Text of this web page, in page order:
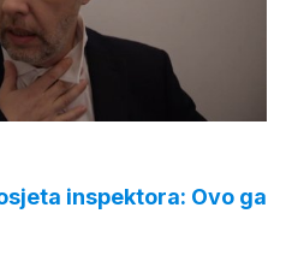
inspektora: Ovo ga